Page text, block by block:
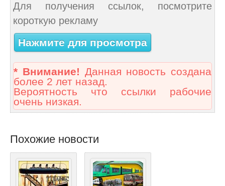
Для получения ссылок, посмотрите
короткую рекламу
Нажмите для просмотра
* Внимание! Данная новость создана
более 2 лет назад.
Вероятность что ссылки рабочие
очень низкая.
Похожие новости